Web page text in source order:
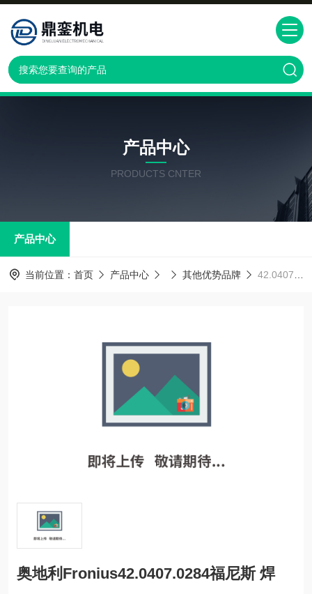
产品中心
PRODUCTS CNTER
产品中心
当前位置： 首页 产品中心 其他优势品牌 42.0407.0284奥地利Fronius42.0407.0284福尼斯 焊
奥地利Fronius42.0407.0284福尼斯 焊